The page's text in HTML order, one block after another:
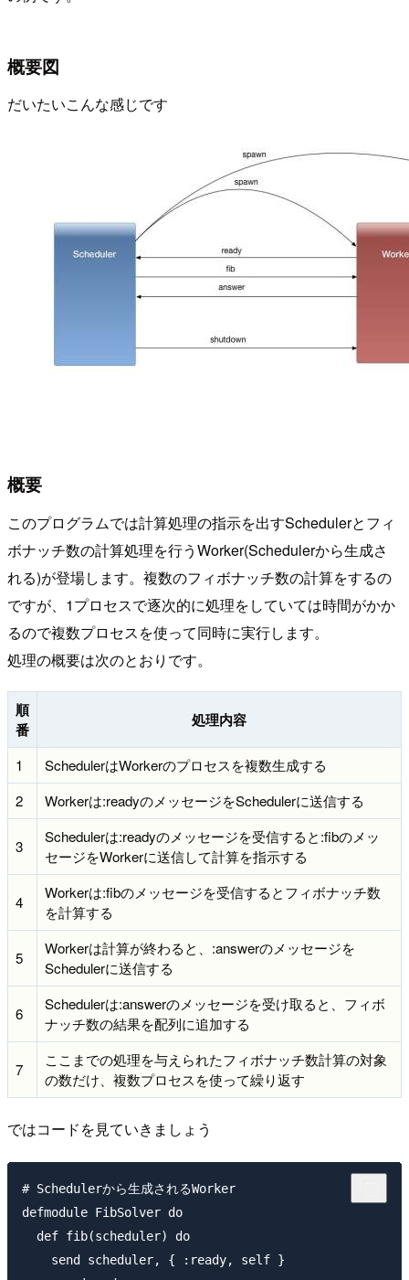
概要図
だいたいこんな感じです
概要
このプログラムでは計算処理の指示を出すSchedulerとフィ
ボナッチ数の計算処理を行うWorker(Schedulerから生成さ
れる)が登場します。複数のフィボナッチ数の計算をするの
ですが、1プロセスで逐次的に処理をしていては時間がかか
るので複数プロセスを使って同時に実行します。
処理の概要は次のとおりです。
順
番
処理内容
1
SchedulerはWorkerのプロセスを複数生成する
2
Workerは:readyのメッセージをSchedulerに送信する
3
Schedulerは:readyのメッセージを受信すると:fibのメッ
セージをWorkerに送信して計算を指示する
4
Workerは:fibのメッセージを受信するとフィボナッチ数
を計算する
5
Workerは計算が終わると、:answerのメッセージを
Schedulerに送信する
6
Schedulerは:answerのメッセージを受け取ると、フィボ
ナッチ数の結果を配列に追加する
7
ここまでの処理を与えられたフィボナッチ数計算の対象
の数だけ、複数プロセスを使って繰り返す
ではコードを見ていきましょう
# Schedulerから生成されるWorker
defmodule FibSolver do
  def fib(scheduler) do
    send scheduler, { :ready, self }